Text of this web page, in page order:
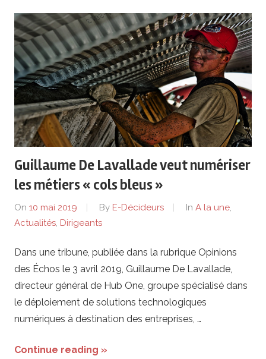
Guillaume De Lavallade veut numériser
les métiers « cols bleus »
On 10 mai 2019 By E-Décideurs In A la une,
Actualités, Dirigeants
Dans une tribune, publiée dans la rubrique Opinions
des Échos le 3 avril 2019, Guillaume De Lavallade,
directeur général de Hub One, groupe spécialisé dans
le déploiement de solutions technologiques
numériques à destination des entreprises, …
Continue reading »